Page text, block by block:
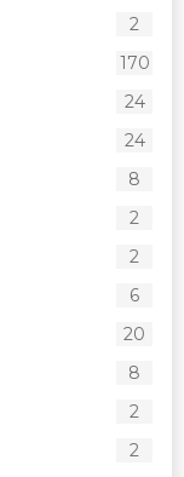
2
170
24
24
8
2
2
6
20
8
2
2